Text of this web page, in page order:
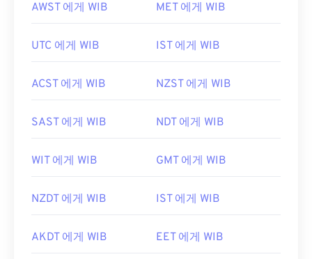
AWST 에게 WIB MET 에게 WIB
UTC 에게 WIB IST 에게 WIB
ACST 에게 WIB NZST 에게 WIB
SAST 에게 WIB NDT 에게 WIB
WIT 에게 WIB GMT 에게 WIB
NZDT 에게 WIB IST 에게 WIB
AKDT 에게 WIB EET 에게 WIB